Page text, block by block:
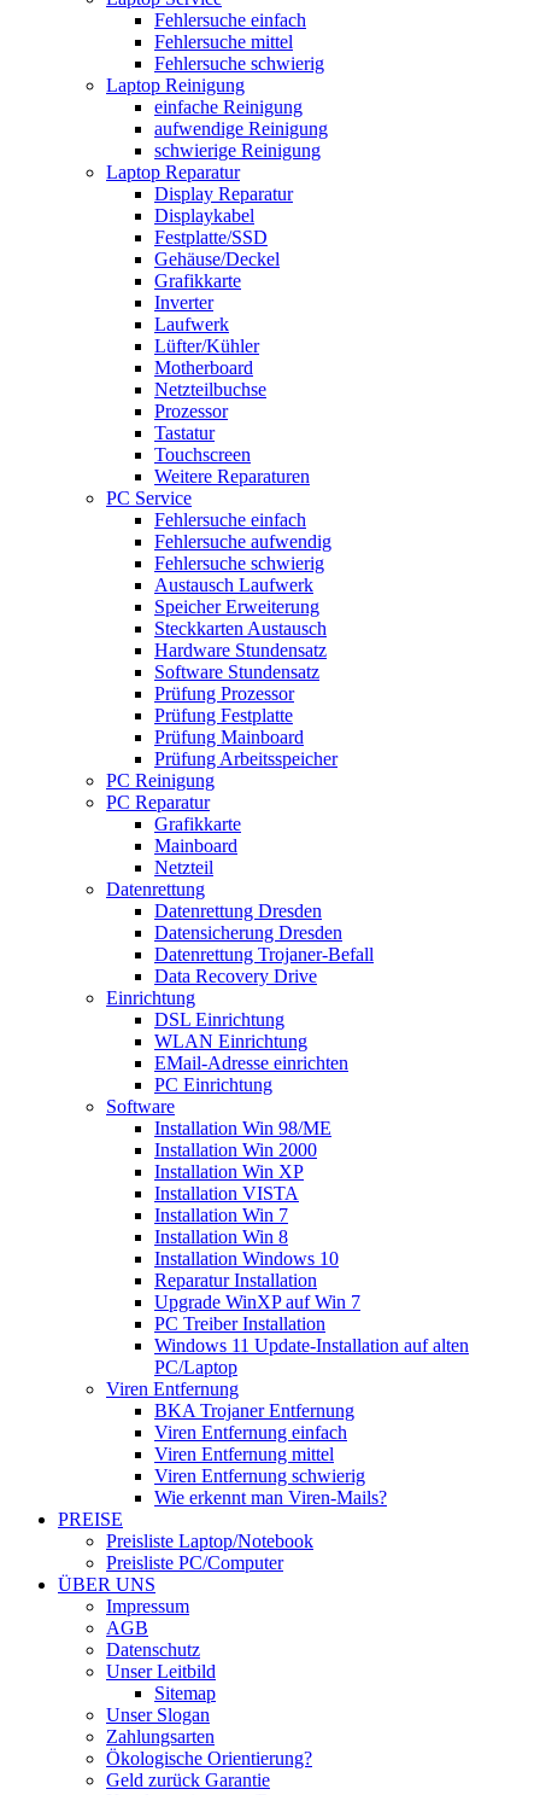
Fehlersuche einfach
Fehlersuche mittel
Fehlersuche schwierig
Laptop Reinigung
einfache Reinigung
aufwendige Reinigung
schwierige Reinigung
Laptop Reparatur
Display Reparatur
Displaykabel
Festplatte/SSD
Gehäuse/Deckel
Grafikkarte
Inverter
Laufwerk
Lüfter/Kühler
Motherboard
Netzteilbuchse
Prozessor
Tastatur
Touchscreen
Weitere Reparaturen
PC Service
Fehlersuche einfach
Fehlersuche aufwendig
Fehlersuche schwierig
Austausch Laufwerk
Speicher Erweiterung
Steckkarten Austausch
Hardware Stundensatz
Software Stundensatz
Prüfung Prozessor
Prüfung Festplatte
Prüfung Mainboard
Prüfung Arbeitsspeicher
PC Reinigung
PC Reparatur
Grafikkarte
Mainboard
Netzteil
Datenrettung
Datenrettung Dresden
Datensicherung Dresden
Datenrettung Trojaner-Befall
Data Recovery Drive
Einrichtung
DSL Einrichtung
WLAN Einrichtung
EMail-Adresse einrichten
PC Einrichtung
Software
Installation Win 98/ME
Installation Win 2000
Installation Win XP
Installation VISTA
Installation Win 7
Installation Win 8
Installation Windows 10
Reparatur Installation
Upgrade WinXP auf Win 7
PC Treiber Installation
Windows 11 Update-Installation auf alten
PC/Laptop
Viren Entfernung
BKA Trojaner Entfernung
Viren Entfernung einfach
Viren Entfernung mittel
Viren Entfernung schwierig
Wie erkennt man Viren-Mails?
PREISE
Preisliste Laptop/Notebook
Preisliste PC/Computer
ÜBER UNS
Impressum
AGB
Datenschutz
Unser Leitbild
Sitemap
Unser Slogan
Zahlungsarten
Ökologische Orientierung?
Geld zurück Garantie